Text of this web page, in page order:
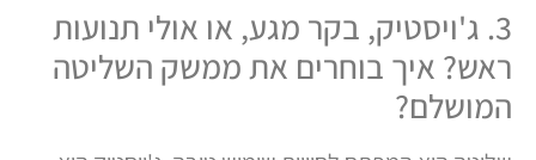
3. ג'ויסטיק, בקר מגע, או אולי תנועות
ראש? איך בוחרים את ממשק השליטה
המושלם?